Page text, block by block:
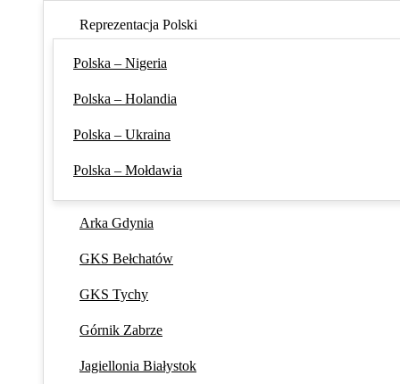
Reprezentacja Polski
Polska – Nigeria
Polska – Holandia
Polska – Ukraina
Polska – Mołdawia
Arka Gdynia
GKS Bełchatów
GKS Tychy
Górnik Zabrze
Jagiellonia Białystok